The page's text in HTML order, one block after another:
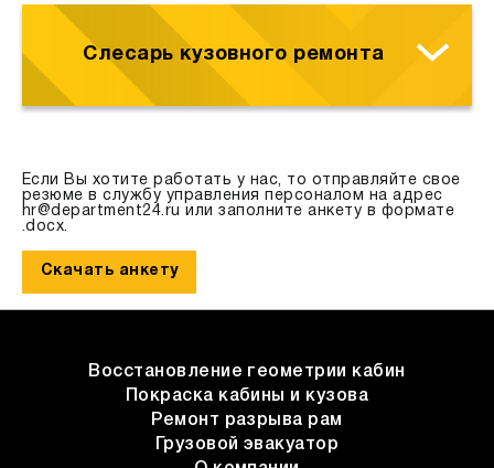
Слесарь кузовного ремонта
Если Вы хотите работать у нас, то отправляйте свое
резюме в службу управления персоналом на адрес
hr@department24.ru или заполните анкету в формате
.docx.
Скачать анкету
Восстановление геометрии кабин
Покраска кабины и кузова
Ремонт разрыва рам
Грузовой эвакуатор